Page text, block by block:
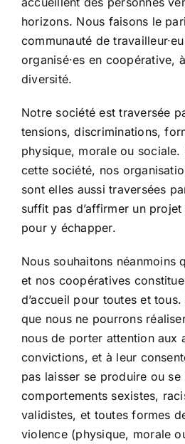
horizons. Nous faisons le
communauté de
organisé·es en coopérative,
diversité.
Notre société est traversée
tensions, discriminations,
physique, morale ou sociale.
cette société, nos
sont elles aussi traversées
suffit pas d’affirmer un projet
pour y échapper.
Nous souhaitons néanmoins
et nos coopératives
d’accueil pour toutes et tous.
que nous ne pourrons
nous de porter attention aux
convictions, et à leur
pas laisser se produire ou
comportements sexistes,
validistes, et toutes formes
violence (physique, morale